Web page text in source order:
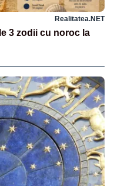
Realitatea.NET
3 zodii cu noroc la